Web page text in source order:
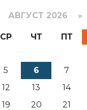
АВГУСТ 2026 »
СР ЧТ ПТ
5 6 7
12 13 14
19 20 21